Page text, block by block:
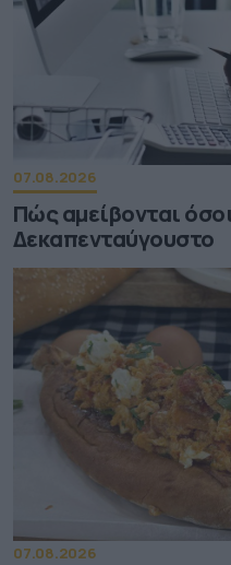
07.08.2026
Πώς αμείβονται
Δεκαπενταύγουστο
07.08.2026